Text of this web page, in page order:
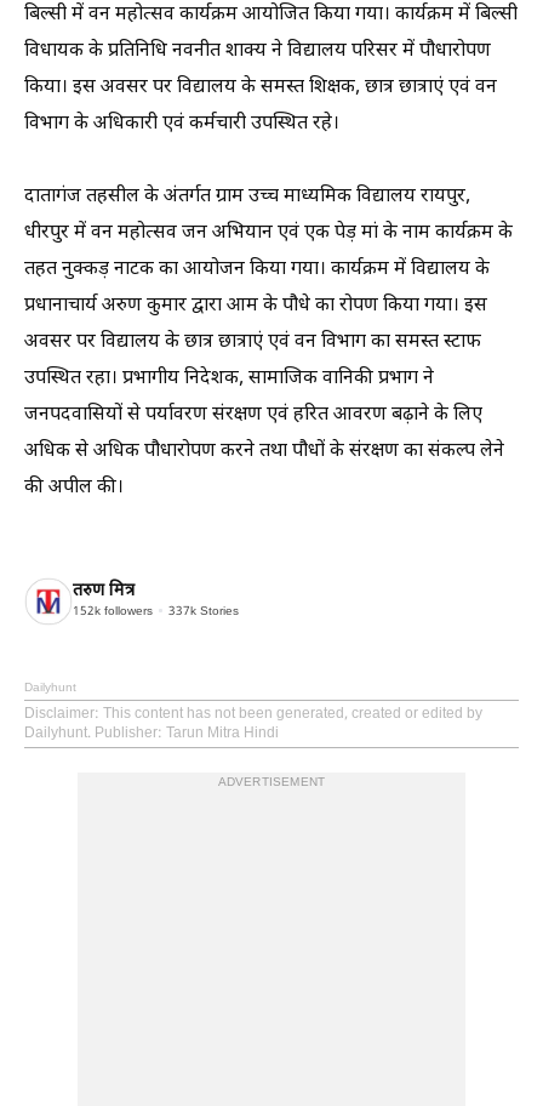
बिल्सी में वन महोत्सव कार्यक्रम आयोजित किया गया। कार्यक्रम में बिल्सी
विधायक के प्रतिनिधि नवनीत शाक्य ने विद्यालय परिसर में पौधारोपण
किया। इस अवसर पर विद्यालय के समस्त शिक्षक, छात्र छात्राएं एवं वन
विभाग के अधिकारी एवं कर्मचारी उपस्थित रहे।
दातागंज तहसील के अंतर्गत ग्राम उच्च माध्यमिक विद्यालय रायपुर,
धीरपुर में वन महोत्सव जन अभियान एवं एक पेड़ मां के नाम कार्यक्रम के
तहत नुक्कड़ नाटक का आयोजन किया गया। कार्यक्रम में विद्यालय के
प्रधानाचार्य अरुण कुमार द्वारा आम के पौधे का रोपण किया गया। इस
अवसर पर विद्यालय के छात्र छात्राएं एवं वन विभाग का समस्त स्टाफ
उपस्थित रहा। प्रभागीय निदेशक, सामाजिक वानिकी प्रभाग ने
जनपदवासियों से पर्यावरण संरक्षण एवं हरित आवरण बढ़ाने के लिए
अधिक से अधिक पौधारोपण करने तथा पौधों के संरक्षण का संकल्प लेने
की अपील की।
तरुण मित्र
152k followers 337k Stories
Dailyhunt
Disclaimer: This content has not been generated, created or edited by
Dailyhunt. Publisher: Tarun Mitra Hindi
ADVERTISEMENT